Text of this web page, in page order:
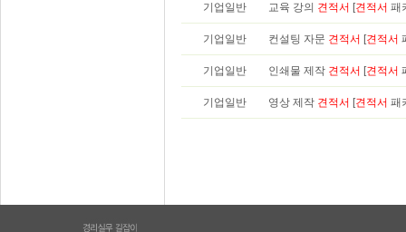
기업일반 교육 강의 견적서 [견적서 패
기업일반 컨설팅 자문 견적서 [견적서
기업일반 인쇄물 제작 견적서 [견적서
기업일반 영상 제작 견적서 [견적서 패